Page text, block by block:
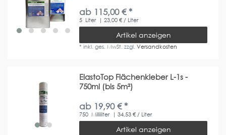
ab 115,00 € *
5 Liter | 23,00 € / Liter
Artikel anzeigen
*inkl. ges. MwSt.zzgl.Versandkosten
ElastoTop Flächenkleber L-1s -
750ml (bis 5m²)
ab 19,90 € *
750 Milliliter | 34,53 € / Liter
Artikel anzeigen